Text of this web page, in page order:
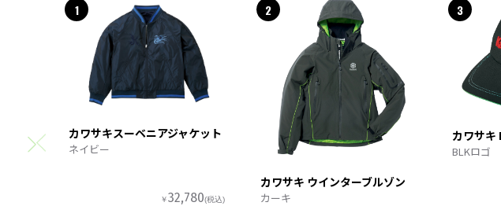
1
カワサキスーベニアジャケット
ネイビー
￥32,780(税込)
2
カワサキ ウインターブルゾン
カーキ
3
カワサキ
BLKロゴ